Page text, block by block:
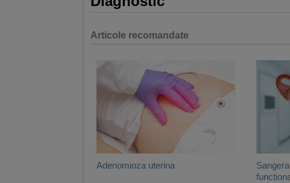
Articole recomandate
Adenomioza uterina